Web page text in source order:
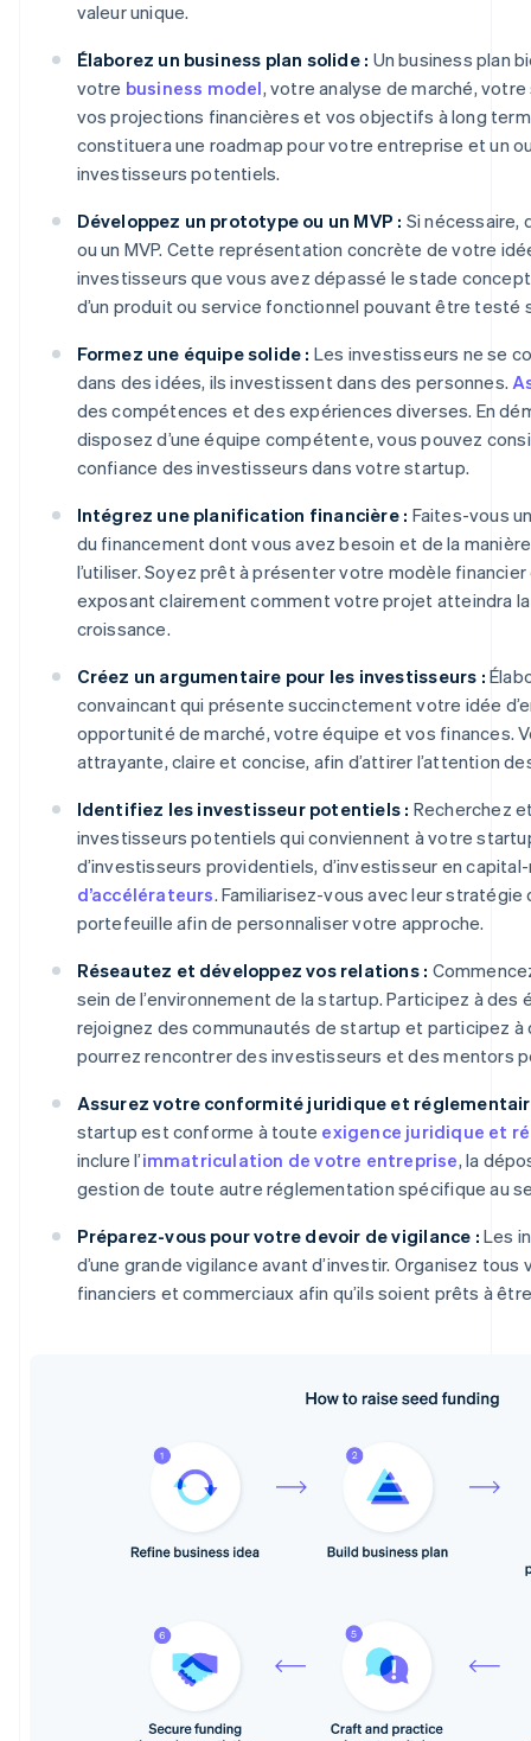
valeur unique.
Élaborez un business plan solide : Un business plan
votre business model, votre analyse de marché,
vos projections financières et vos objectifs à long
constituera une roadmap pour votre entreprise et un
investisseurs potentiels.
Développez un prototype ou un MVP : Si nécessaire,
ou un MVP. Cette représentation concrète de votre
investisseurs que vous avez dépassé le stade
d’un produit ou service fonctionnel pouvant être testé
Formez une équipe solide : Les investisseurs ne se
dans des idées, ils investissent dans des personnes.
des compétences et des expériences diverses. En
disposez d’une équipe compétente, vous pouvez
confiance des investisseurs dans votre startup.
Intégrez une planification financière : Faites-vous
du financement dont vous avez besoin et de la
l’utiliser. Soyez prêt à présenter votre modèle
exposant clairement comment votre projet atteindra
croissance.
Créez un argumentaire pour les investisseurs :
convaincant qui présente succinctement votre idée
opportunité de marché, votre équipe et vos finances.
attrayante, claire et concise, afin d’attirer l’attention
Identifiez les investisseur potentiels : Recherchez
investisseurs potentiels qui conviennent à votre
d’investisseurs providentiels, d’investisseur en capital-
d’accélérateurs. Familiarisez-vous avec leur
portefeuille afin de personnaliser votre approche.
Réseautez et développez vos relations :
sein de l’environnement de la startup. Participez à
rejoignez des communautés de startup et participez
pourrez rencontrer des investisseurs et des mentors
Assurez votre conformité juridique et
startup est conforme à toute exigence juridique et
inclure l’immatriculation de votre entreprise, la
gestion de toute autre réglementation spécifique au
Préparez-vous pour votre devoir de vigilance : Les
d’une grande vigilance avant d’investir. Organisez
financiers et commerciaux afin qu’ils soient prêts à